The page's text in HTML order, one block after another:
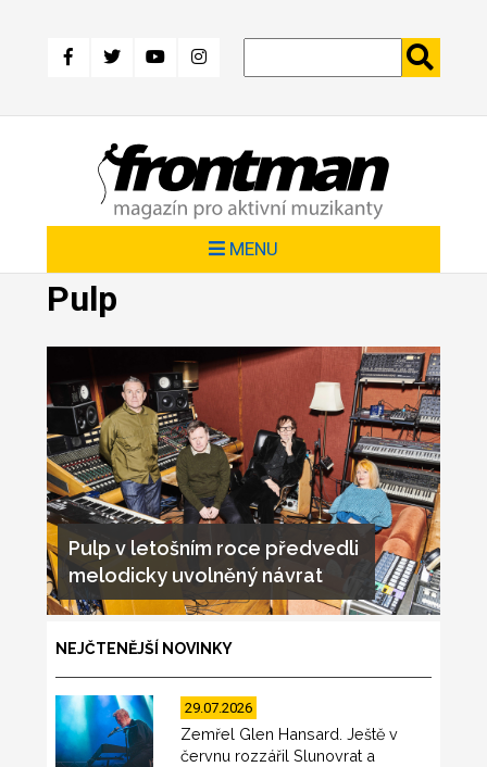
hlavnímu
MENU
Pulp
Pulp v letošním roce předvedli
melodicky uvolněný návrat
NEJČTENĚJŠÍ NOVINKY
29.07.2026
Zemřel Glen Hansard. Ještě v
červnu rozzářil Slunovrat a